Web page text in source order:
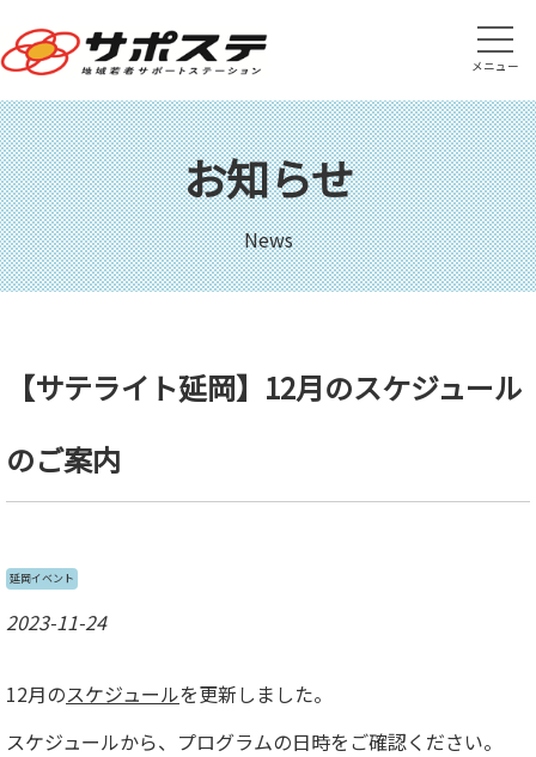
メニュー
お知らせ
News
【サテライト延岡】12月のスケジュール
のご案内
延岡イベント
2023-11-24
12月のスケジュールを更新しました。
スケジュールから、プログラムの日時をご確認ください。